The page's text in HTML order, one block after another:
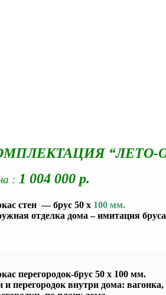
“ЛЕТО-
: 1 004 000р.
стен — брус 50 х 100
отделка дома – имитация
перегородок-брус 50 х 100
и перегородок внутри дома: